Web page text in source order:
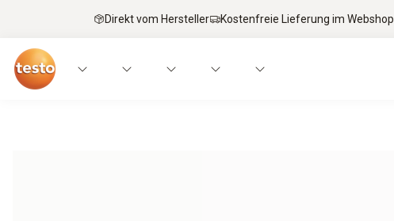
Direkt vom Hersteller Kostenfreie Lieferung im Webshop